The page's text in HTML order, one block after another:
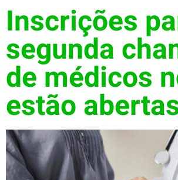
Inscrições
segunda
de médicos
estão